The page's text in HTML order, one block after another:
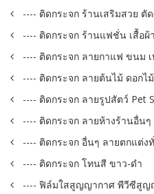
---- ติดกระจก ร้านเสริมสวย ตั
---- ติดกระจก ร้านแฟชั่น เสื้อผ้
---- ติดกระจก ลายกาแฟ ขนม เ
---- ติดกระจก ลายต้นไม้ ดอกไ
---- ติดกระจก ลายรูปสัตว์ Pet
---- ติดกระจก ลายห้างร้านอื่น
---- ติดกระจก อื่นๆ ลายตกแต่ง
---- ติดกระจก โทนสี ขาว-ดำ
---- ฟิล์มใสสูญญากาศ พีวีซีสูญ